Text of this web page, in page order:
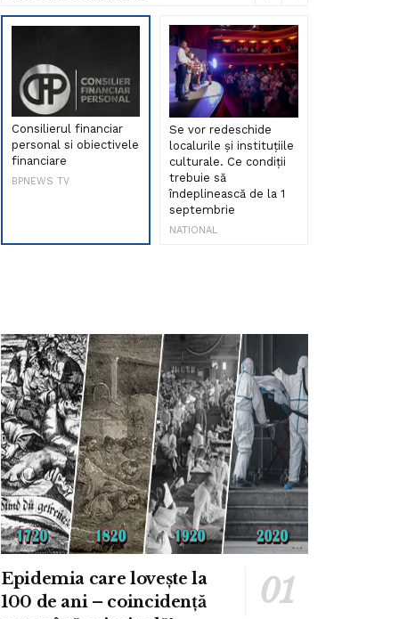
Consilierul financiar
personal si obiectivele
financiare
BPNEWS TV
Se vor redeschide
localurile și instituțiile
culturale. Ce condiții
trebuie să
îndeplinească de la 1
septembrie
NATIONAL
Epidemia care lovește la
100 de ani – coincidență